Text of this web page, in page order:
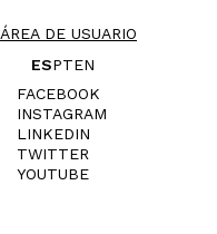
ÁREA DE USUARIO
ESPTEN
FACEBOOK
INSTAGRAM
LINKEDIN
TWITTER
YOUTUBE